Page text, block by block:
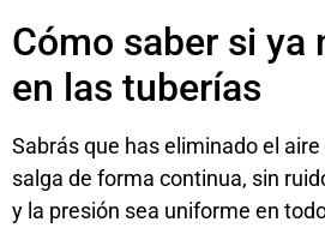
Cómo saber si ya
en las tuberías
Sabrás que has eliminado el
salga de forma continua, sin
y la presión sea uniforme en